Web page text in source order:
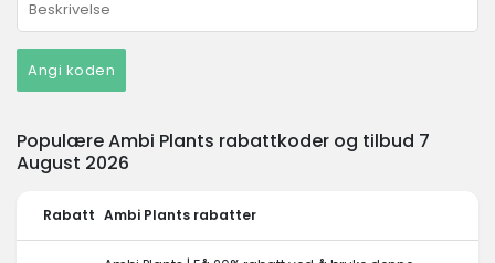
Angi koden
Populære Ambi Plants rabattkoder og tilbud 7
August 2026
Rabatt Ambi Plants rabatter